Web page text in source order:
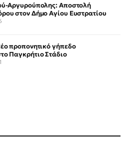
Αργυρούπολης: Αποστολή
στον Δήμο Αγίου Ευστρατίου
προπονητικό γήπεδο
Παγκρήτιο Στάδιο